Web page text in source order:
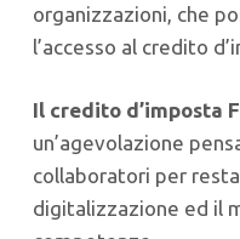
organizzazioni, che
l’accesso al credito
Il credito d’imposta
un’agevolazione
collaboratori per
digitalizzazione ed il